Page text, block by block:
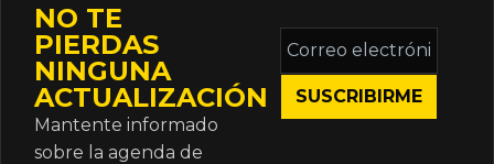
NO TE
PIERDAS
NINGUNA
ACTUALIZACIÓN
Mantente informado
sobre la agenda de
Correo
electrónico
*